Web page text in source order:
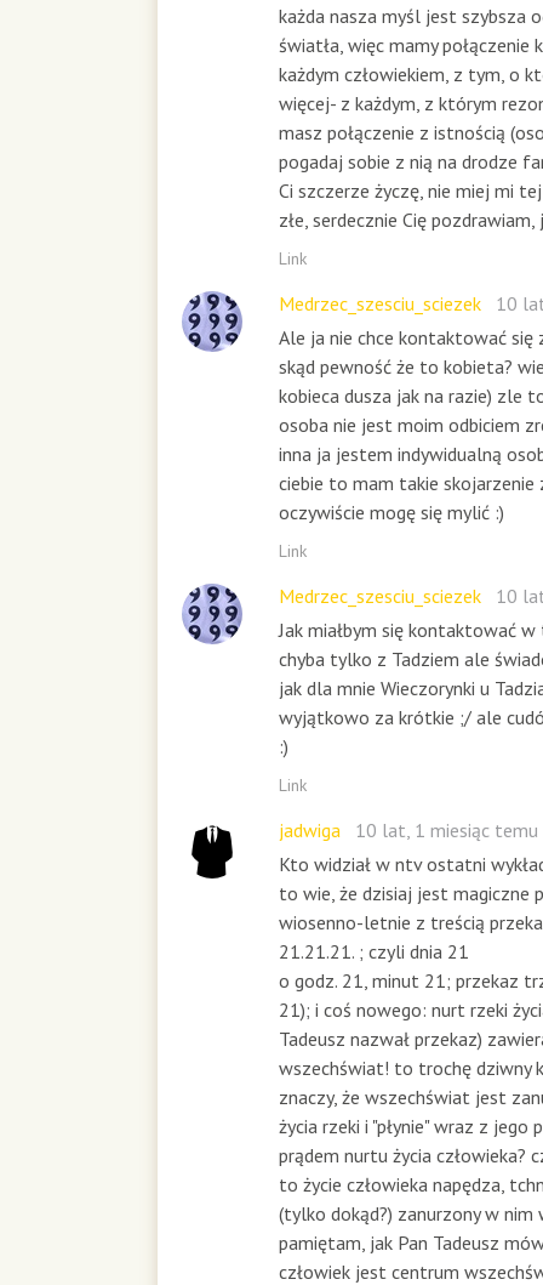
każda nasza myśl jest szybsza
światła, więc mamy połączenie
każdym człowiekiem, z tym, o
więcej- z każdym, z którym
masz połączenie z istnością
pogadaj sobie z nią na drodze
Ci szczerze życzę, nie miej mi
złe, serdecznie Cię pozdrawiam,
Link
Medrzec_szesciu_sciezek
10
Ale ja nie chce kontaktować się
skąd pewność że to kobieta?
kobieca dusza jak na razie) zle
osoba nie jest moim odbiciem
inna ja jestem indywidualną
ciebie to mam takie
oczywiście mogę się mylić :)
Link
Medrzec_szesciu_sciezek
10
Jak miałbym się kontaktować
chyba tylko z Tadziem ale
jak dla mnie Wieczorynki u
wyjątkowo za krótkie ;/ ale
:)
Link
jadwiga
10 lat, 1 miesiąc temu
Kto widział w ntv ostatni
to wie, że dzisiaj jest magiczne
wiosenno-letnie z treścią
21.21.21. ; czyli dnia 21
o godz. 21, minut 21; przekaz
21); i coś nowego: nurt rzeki
Tadeusz nazwał przekaz)
wszechświat! to trochę dziwny
znaczy, że wszechświat jest
życia rzeki i "płynie" wraz z jego
prądem nurtu życia człowieka?
to życie człowieka napędza,
(tylko dokąd?) zanurzony w nim
pamiętam, jak Pan Tadeusz
człowiek jest centrum